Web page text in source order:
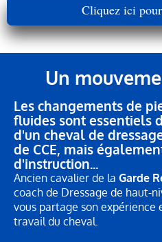
Cliquez ici
Un
Les changements de
fluides sont essentiels
d'un cheval de
de CCE, mais
d'instruction...
Ancien cavalier de la Garde
coach de Dressage de haut-
vous partage son expérience
travail du cheval.